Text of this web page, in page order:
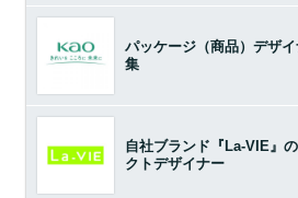
パッケージ（商品）デザ
集
自社ブランド『La-VIE』
クトデザイナー